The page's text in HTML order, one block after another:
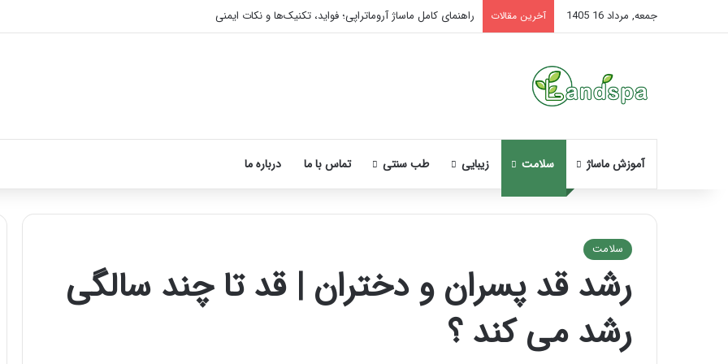
جمعه, مرداد 16 1405 آخرین مقالات راهنمای کامل ماساژ آروماتراپی؛ فواید، تکنیک‌ها و نکات ایمنی
آموزش ماساژ سلامت زیبایی طب سنتی تماس با ما درباره ما
سلامت
رشد قد پسران و دختران | قد تا چند سالگی
رشد می کند ؟
نحوه
آموزش